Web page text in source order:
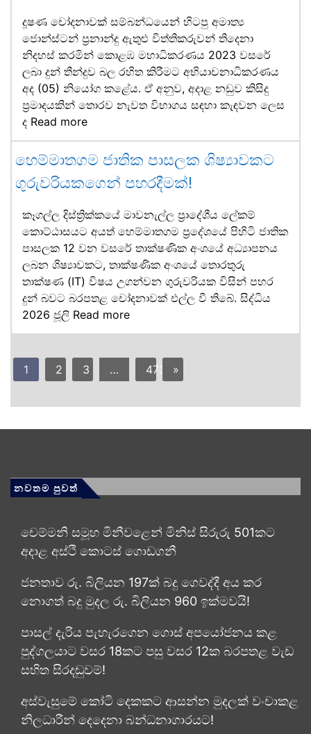
දූෂණ චෝදනාවක් සම්බන්ධයෙන් හිටපු අමාත්‍ය
ජොන්ස්ටන් ප්‍රනාන්දු ඇතුළු විත්තිකරුවන් තිදෙනා
නිදහස් කරමින් කොළඹ මහාධිකරණය 2023 වසරේ
ලබා දුන් තීන්දුව බල රහිත කිරීමට අභියාචනාධිකරණය
අද (05) නියෝග කළේය. ඒ අනුව, අදාළ නඩුව කිසිදු
ප්‍රමාදයකින් තොරව නැවත විභාගය සඳහා කැඳවන ලෙස
ද Read more
හෙම්මාතගම ජාතික පාසලක ශිෂ්‍යාවකට
ගුරුවරියකගෙන් පහරදීමක්!
කෑගල්ල දිස්ත්‍රික්කයේ මාවනැල්ල ප්‍රාදේශීය ලේකම්
කොට්ඨාසයට අයත් හෙම්මාතගම ප්‍රදේශයේ පිහිටි ජාතික
පාසලක 12 වන වසරේ තාක්ෂණික අංශයේ අධ්‍යාපනය
ලබන ශිෂ්‍යාවකට, තාක්ෂණික අංශයේ තොරතුරු
තාක්ෂණ (IT) විෂය උගන්වන ගුරුවරියක විසින් පහර
දුන් බවට බරපතළ චෝදනාවක් එල්ල වී තිබේ. සිද්ධිය
2026 ජූලි Read more
1 2 3 … 473 »
නවතම පුවත්
චෙම්මනි සමූහ මිනීවළෙන් මිනිස් සිරුරු 501කට
අදාළ අස්ථි කොටස් ගොඩගනී
ජනතාව රු. බිලියන 197ක් බදු ගෙවද්දී අය කර
නොගත් බදු මුදල රු. බිලියන 960 ඉක්මවයි!
පාසල් දැරිය පැහැරගෙන ගොස් අපයෝජනය කළ
පුද්ගලයාට වසර 18කට පසු වසර 12ක බරපතළ වැඩ
සහිත සිරදඬුවම්!
අස්වැසුමේ කෝටි දෙකකට ආසන්න මුදලක් වංචාකළ
නිලධාරීන් දෙදෙනා බන්ධනාගාරයට!